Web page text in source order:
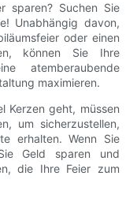
sparen? Suchen Sie
Unabhängig davon,
oder einen
können Sie Ihre
atemberaubende
maximieren.
Kerzen geht, müssen
um sicherzustellen,
erhalten. Wenn Sie
Geld sparen und
die Ihre Feier zum